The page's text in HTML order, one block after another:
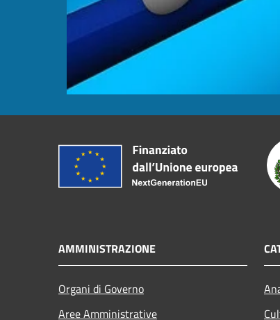
AMMINISTRAZIONE
Organi di Governo
Aree Amministrative